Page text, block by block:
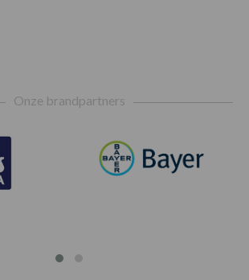
Onze brandpartners